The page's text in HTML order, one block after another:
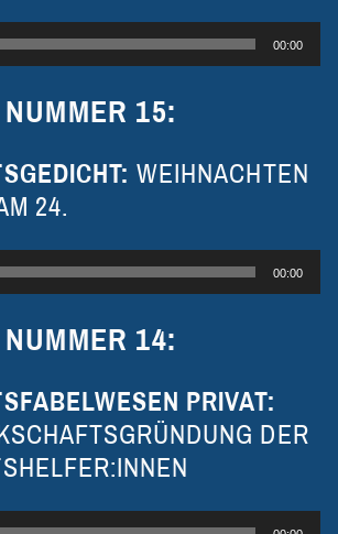
00:00
15:
WEIHNACHTEN
24.
00:00
14:
PRIVAT:
DER